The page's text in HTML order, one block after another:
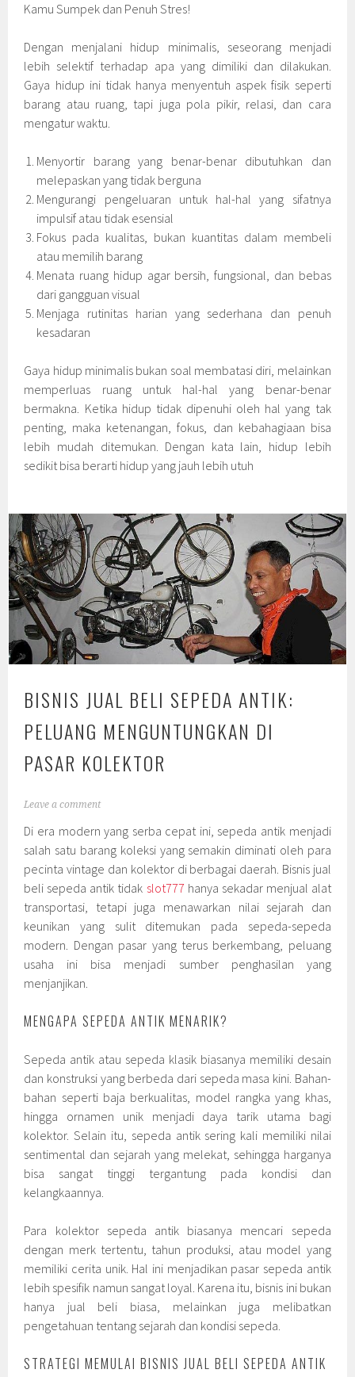
Kamu Sumpek dan Penuh Stres!
Dengan menjalani hidup minimalis, seseorang menjadi
lebih selektif terhadap apa yang dimiliki dan dilakukan.
Gaya hidup ini tidak hanya menyentuh aspek fisik seperti
barang atau ruang, tapi juga pola pikir, relasi, dan cara
mengatur waktu.
Menyortir barang yang benar-benar dibutuhkan dan
melepaskan yang tidak berguna
Mengurangi pengeluaran untuk hal-hal yang sifatnya
impulsif atau tidak esensial
Fokus pada kualitas, bukan kuantitas dalam membeli
atau memilih barang
Menata ruang hidup agar bersih, fungsional, dan bebas
dari gangguan visual
Menjaga rutinitas harian yang sederhana dan penuh
kesadaran
Gaya hidup minimalis bukan soal membatasi diri, melainkan
memperluas ruang untuk hal-hal yang benar-benar
bermakna. Ketika hidup tidak dipenuhi oleh hal yang tak
penting, maka ketenangan, fokus, dan kebahagiaan bisa
lebih mudah ditemukan. Dengan kata lain, hidup lebih
sedikit bisa berarti hidup yang jauh lebih utuh
BISNIS JUAL BELI SEPEDA ANTIK:
PELUANG MENGUNTUNGKAN DI
PASAR KOLEKTOR
Leave a comment
Di era modern yang serba cepat ini, sepeda antik menjadi
salah satu barang koleksi yang semakin diminati oleh para
pecinta vintage dan kolektor di berbagai daerah. Bisnis jual
beli sepeda antik tidak slot777 hanya sekadar menjual alat
transportasi, tetapi juga menawarkan nilai sejarah dan
keunikan yang sulit ditemukan pada sepeda-sepeda
modern. Dengan pasar yang terus berkembang, peluang
usaha ini bisa menjadi sumber penghasilan yang
menjanjikan.
MENGAPA SEPEDA ANTIK MENARIK?
Sepeda antik atau sepeda klasik biasanya memiliki desain
dan konstruksi yang berbeda dari sepeda masa kini. Bahan-
bahan seperti baja berkualitas, model rangka yang khas,
hingga ornamen unik menjadi daya tarik utama bagi
kolektor. Selain itu, sepeda antik sering kali memiliki nilai
sentimental dan sejarah yang melekat, sehingga harganya
bisa sangat tinggi tergantung pada kondisi dan
kelangkaannya.
Para kolektor sepeda antik biasanya mencari sepeda
dengan merk tertentu, tahun produksi, atau model yang
memiliki cerita unik. Hal ini menjadikan pasar sepeda antik
lebih spesifik namun sangat loyal. Karena itu, bisnis ini bukan
hanya jual beli biasa, melainkan juga melibatkan
pengetahuan tentang sejarah dan kondisi sepeda.
STRATEGI MEMULAI BISNIS JUAL BELI SEPEDA ANTIK